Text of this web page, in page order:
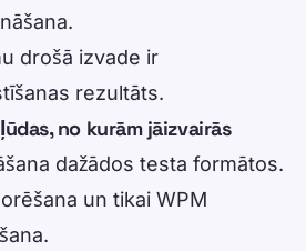
drošā izvade ir
rezultāts.
no kurām jāizvairās
dažādos testa formātos.
un tikai WPM